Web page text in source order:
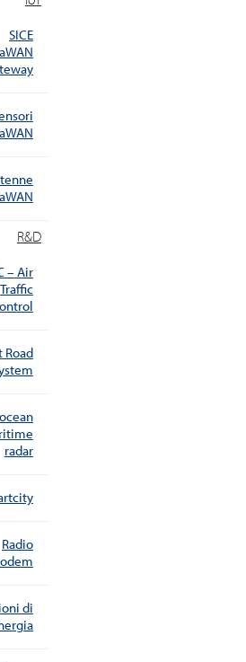
SICE
R&D
– Air
Traffic
Road
radar
Radio
di